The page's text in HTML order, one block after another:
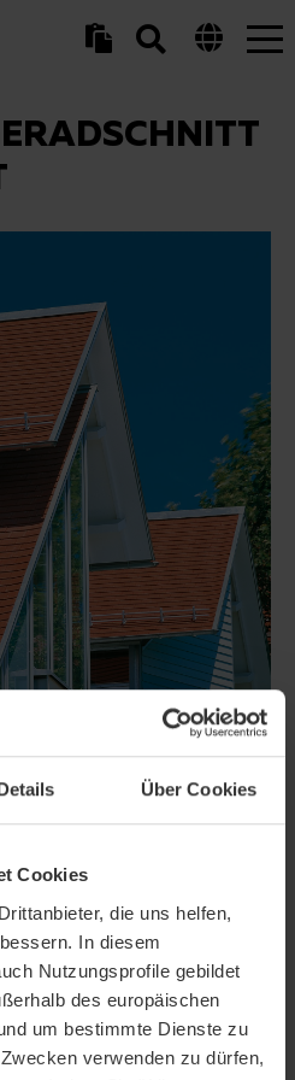
Über Cookies
Cookies
die uns helfen,
In diesem
Nutzungsprofile gebildet
des europäischen
um bestimmte Dienste zu
verwenden zu dürfen,
GERADSCHNITT
AMBIENTE